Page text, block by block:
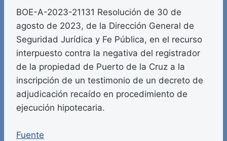
BOE-A-2023-21131 Resolución de 30 de
agosto de 2023, de la Dirección General de
Seguridad Jurídica y Fe Pública, en el recurso
interpuesto contra la negativa del registrador
de la propiedad de Puerto de la Cruz a la
inscripción de un testimonio de un decreto de
adjudicación recaído en procedimiento de
ejecución hipotecaria.
Fuente